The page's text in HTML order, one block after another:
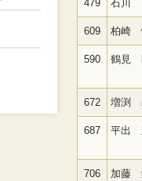
479 石川
609 柏崎
590 鶴見
672 増渕
687 平出
706 加藤